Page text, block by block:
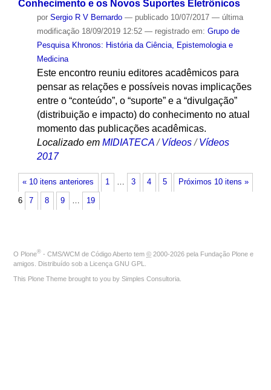
Conhecimento e os Novos Suportes Eletrônicos
por Sergio R V Bernardo — publicado10/07/2017 — última
modificação18/09/2019 12:52 — registrado em: Grupo de
Pesquisa Khronos: História da Ciência, Epistemologia e
Medicina
Este encontro reuniu editores acadêmicos para
pensar as relações e possíveis novas implicações
entre o “conteúdo”, o “suporte” e a “divulgação”
(distribuição e impacto) do conhecimento ​no atual
momento das publicações acadêmicas.
Localizado em MIDIATECA /Vídeos /Vídeos
2017
« 10 itens anteriores Próximos 10 itens »
1 … 3 4 5
6 7 8 9 … 19
O Plone® - CMS/WCM de Código Aberto tem © 2000-2026 pela Fundação Plone e
amigos. Distribuído sob a Licença GNU GPL
This Plone Theme brought to you by Simples Consultoria